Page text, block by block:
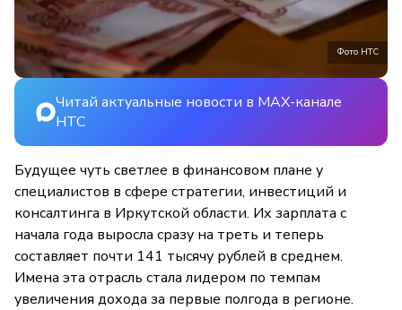
Фото НТС
Читай актуальные новости в MAX-канале
НТС
Будущее чуть светлее в финансовом плане у
специалистов в сфере стратегии, инвестиций и
консалтинга в Иркутской области. Их зарплата с
начала года выросла сразу на треть и теперь
составляет почти 141 тысячу рублей в среднем.
Имена эта отрасль стала лидером по темпам
увеличения дохода за первые полгода в регионе.